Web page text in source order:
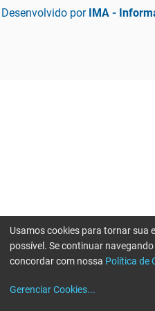
Desenvolvido por IMA -
Usamos cookies para tornar sua
possível. Se continuar
concordar com nossa Política de
Gerenciar Cookies...
Erro ao enviar informações,